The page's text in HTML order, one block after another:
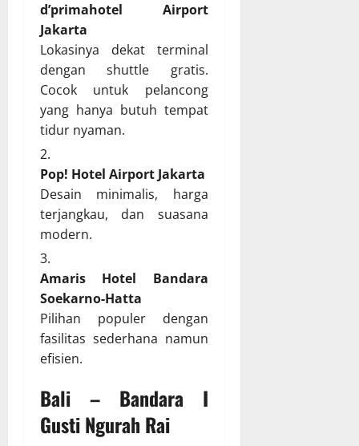
d’primahotel Airport
Jakarta
Lokasinya dekat terminal
dengan shuttle gratis.
Cocok untuk pelancong
yang hanya butuh tempat
tidur nyaman.
Pop! Hotel Airport Jakarta
Desain minimalis, harga
terjangkau, dan suasana
modern.
Amaris Hotel Bandara
Soekarno-Hatta
Pilihan populer dengan
fasilitas sederhana namun
efisien.
Bali – Bandara I
Gusti Ngurah Rai